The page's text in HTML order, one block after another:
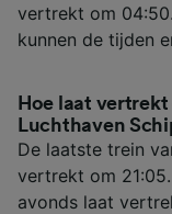
vertrekt om
kunnen de tijden
Hoe laat
Luchthaven
De laatste trein
vertrekt om
avonds laat